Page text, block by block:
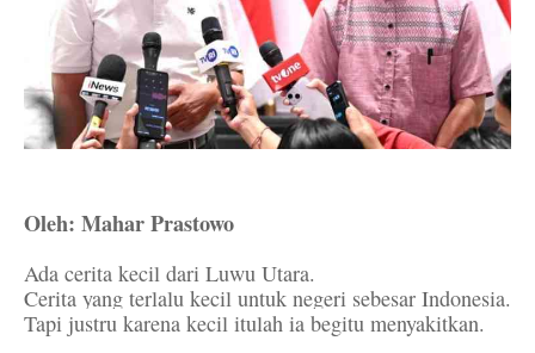
Oleh: Mahar Prastowo
Ada cerita kecil dari Luwu Utara.
Cerita yang terlalu kecil untuk negeri sebesar Indonesia.
Tapi justru karena kecil itulah ia begitu menyakitkan.